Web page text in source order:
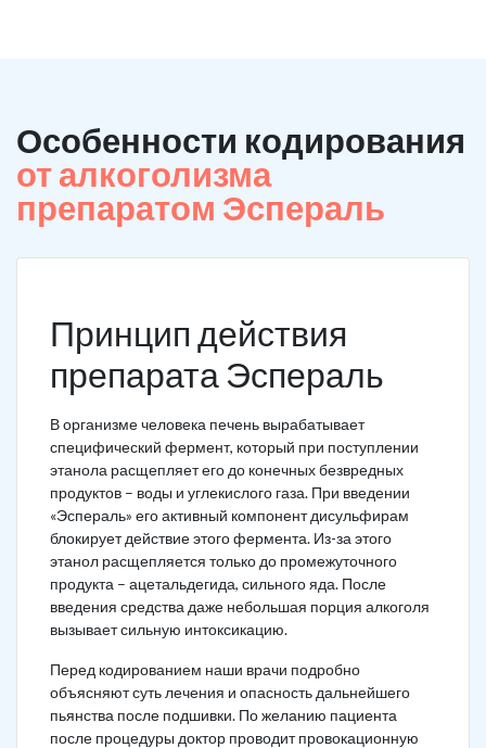
Особенности кодирования
от алкоголизма
препаратом Эспераль
Принцип действия
препарата Эспераль
В организме человека печень вырабатывает
специфический фермент, который при поступлении
этанола расщепляет его до конечных безвредных
продуктов – воды и углекислого газа. При введении
«Эспераль» его активный компонент дисульфирам
блокирует действие этого фермента. Из-за этого
этанол расщепляется только до промежуточного
продукта – ацетальдегида, сильного яда. После
введения средства даже небольшая порция алкоголя
вызывает сильную интоксикацию.
Перед кодированием наши врачи подробно
объясняют суть лечения и опасность дальнейшего
пьянства после подшивки. По желанию пациента
после процедуры доктор проводит провокационную